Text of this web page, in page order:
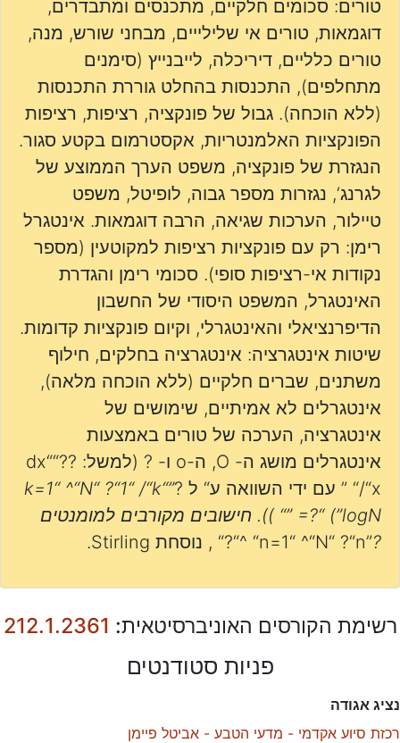
טורים: סכומים חלקיים, מתכנסים ומתבדרים,
דוגמאות, טורים אי שלילייים, מבחני שורש, מנה,
טורים כלליים, דיריכלה, לייבנייץ (סימנים
מתחלפים), התכנסות בהחלט גוררת התכנסות
(ללא הוכחה). גבול של פונקציה, רציפות, רציפות
הפונקציות האלמנטריות, אקסטרמום בקטע סגור.
הנגזרת של פונקציה, משפט הערך הממוצע של
לגרנג‘, נגזרות מספר גבוה, לופיטל, משפט
טיילור, הערכות שגיאה, הרבה דוגמאות. אינטגרל
רימן: רק עם פונקציות רציפות למקוטעין (מספר
נקודות אי-רציפות סופי). סכומי רימן והגדרת
האינטגרל, המשפט היסודי של החשבון
הדיפרנציאלי והאינטגרלי, וקיום פונקציות קדומות.
שיטות אינטגרציה: אינטגרציה בחלקים, חילוף
משתנים, שברים חלקיים (ללא הוכחה מלאה),
אינטגרלים לא אמיתיים, שימושים של
אינטגרציה, הערכה של טורים באמצעות
אינטגרלים מושג ה- O, ה-o ו- ? (למשל: ??“dx“
/“x“ ” עם ידי השוואה ע“ ל ?
”k=1“ ^“N“ ?“1“ /“k“
” =?“ (”logN“ )). חישובים מקורבים למומנטים
?”n=1“ ^“N“ ?“n“ ^“?“ , נוסחת Stirling.
רשימת הקורסים האוניברסיטאית: 212.1.2361
פניות סטודנטים
נציג אגודה
רכזת סיוע אקדמי - מדעי הטבע - אביטל פיימן